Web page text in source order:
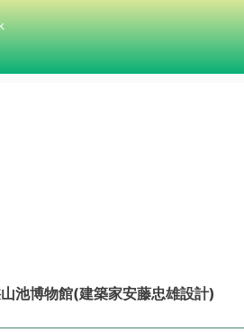
池博物館(建築家安藤忠雄設計)